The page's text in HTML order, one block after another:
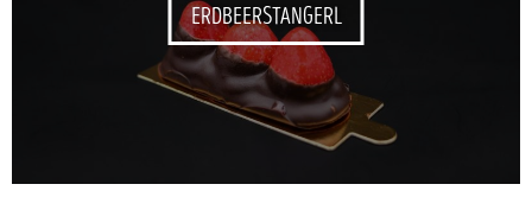
ERDBEERSTANGERL